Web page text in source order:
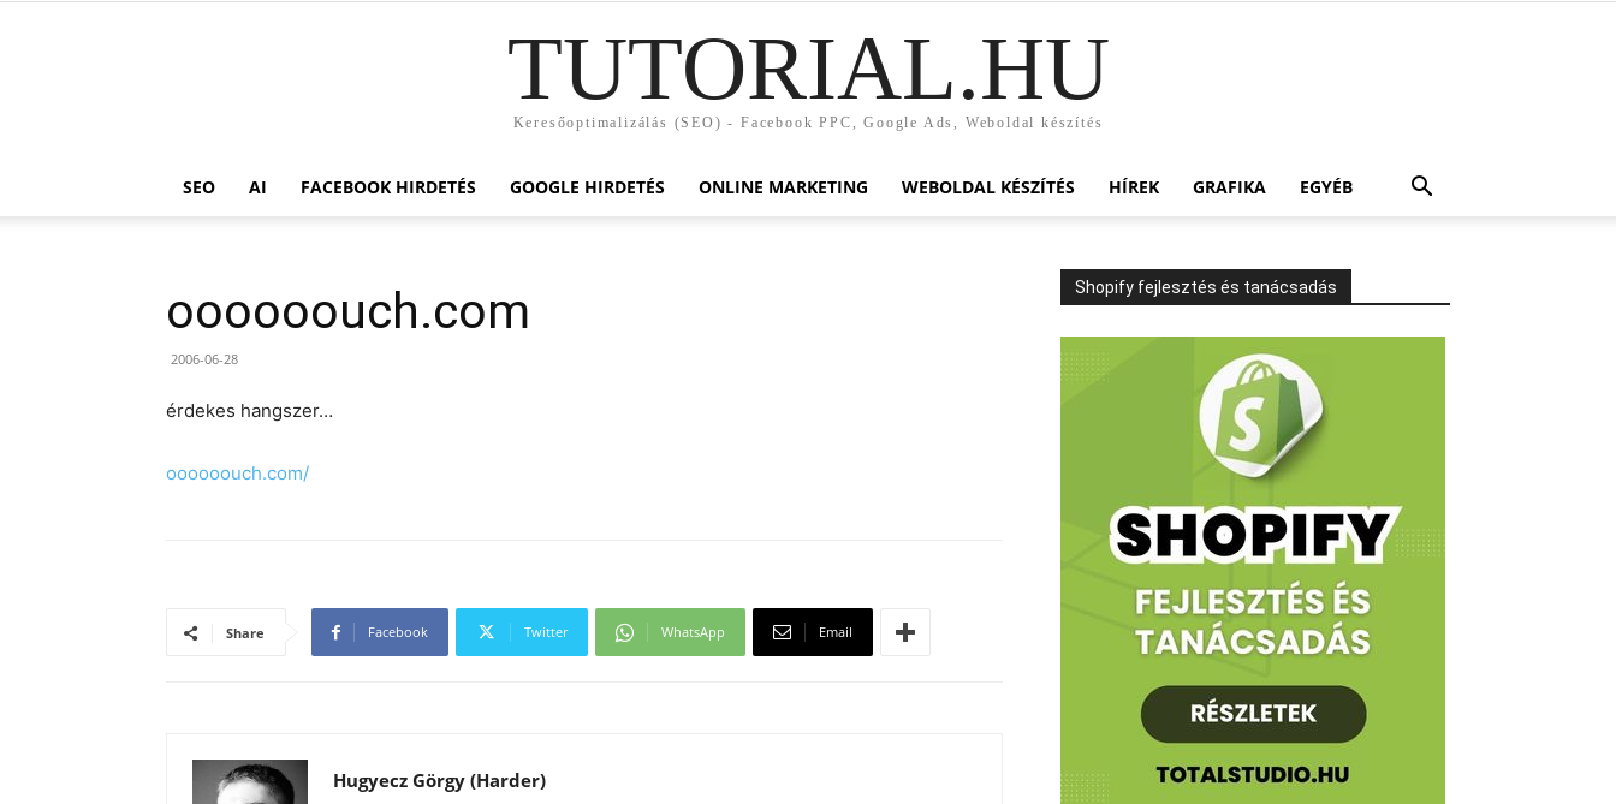
TUTORIAL.HU
Keresőoptimalizálás (SEO) - Facebook PPC, Google Ads, Weboldal készítés
SEO AI FACEBOOK HIRDETÉS GOOGLE HIRDETÉS ONLINE MARKETING WEBOLDAL KÉSZÍTÉS HÍREK GRAFIKA EGYÉB
oooooouch.com
2006-06-28
érdekes hangszer…
oooooouch.com/
Share Facebook Twitter WhatsApp Email
Hugyecz Görgy (Harder)
Shopify fejlesztés és tanácsadás